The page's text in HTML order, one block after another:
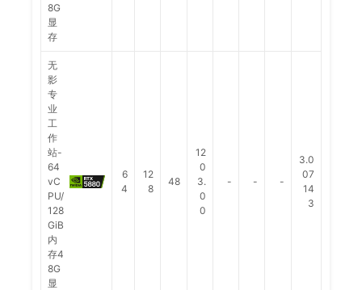
8G
显
存
无
影
专
业
工
作
站-
64
vC
PU/
128
GiB
内
存4
8G
显
6
4
12
8
48
12
0
3.
0
0
- - -
3.0
07
14
3